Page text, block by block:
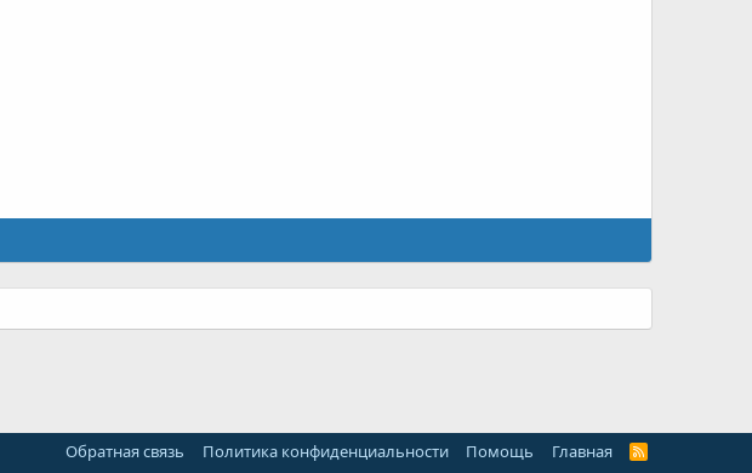
Обратная связь Политика конфиденциальности Помощь Главная
R